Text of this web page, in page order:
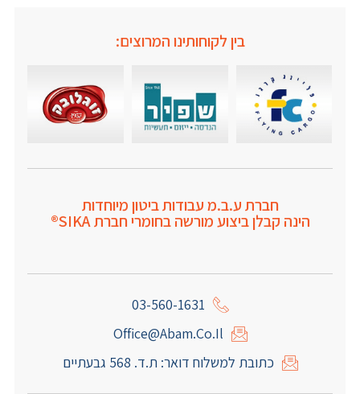
בין לקוחותינו המרוצים:
חברת ע.ב.מ עבודות ביטון מיוחדות
הינה קבלן ביצוע מורשה בחומרי חברת SIKA®
03-560-1631
Office@abam.co.il
כתובת למשלוח דואר: ת.ד. 568 גבעתיים